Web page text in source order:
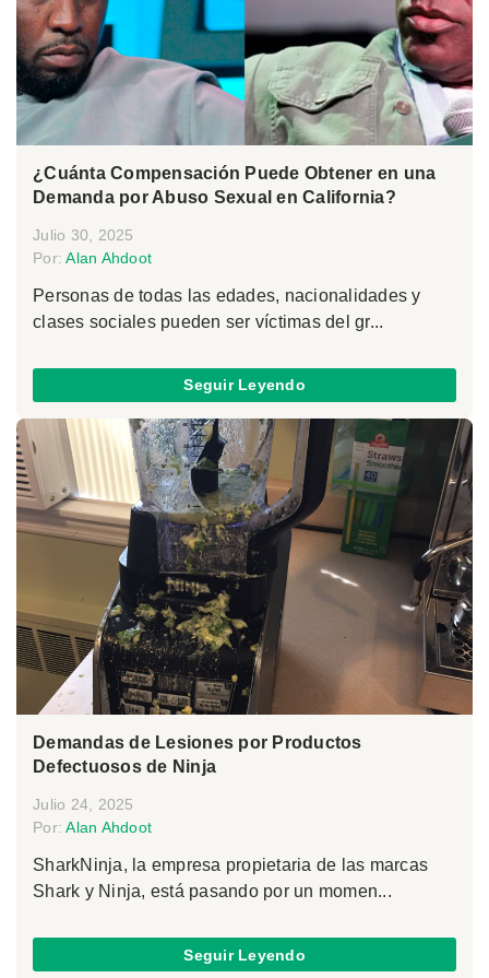
¿Cuánta Compensación Puede Obtener en una
Demanda por Abuso Sexual en California?
Julio 30, 2025
Por:Alan Ahdoot
Personas de todas las edades, nacionalidades y
clases sociales pueden ser víctimas del gr...
Seguir Leyendo
Demandas de Lesiones por Productos
Defectuosos de Ninja
Julio 24, 2025
Por:Alan Ahdoot
SharkNinja, la empresa propietaria de las marcas
Shark y Ninja, está pasando por un momen...
Seguir Leyendo